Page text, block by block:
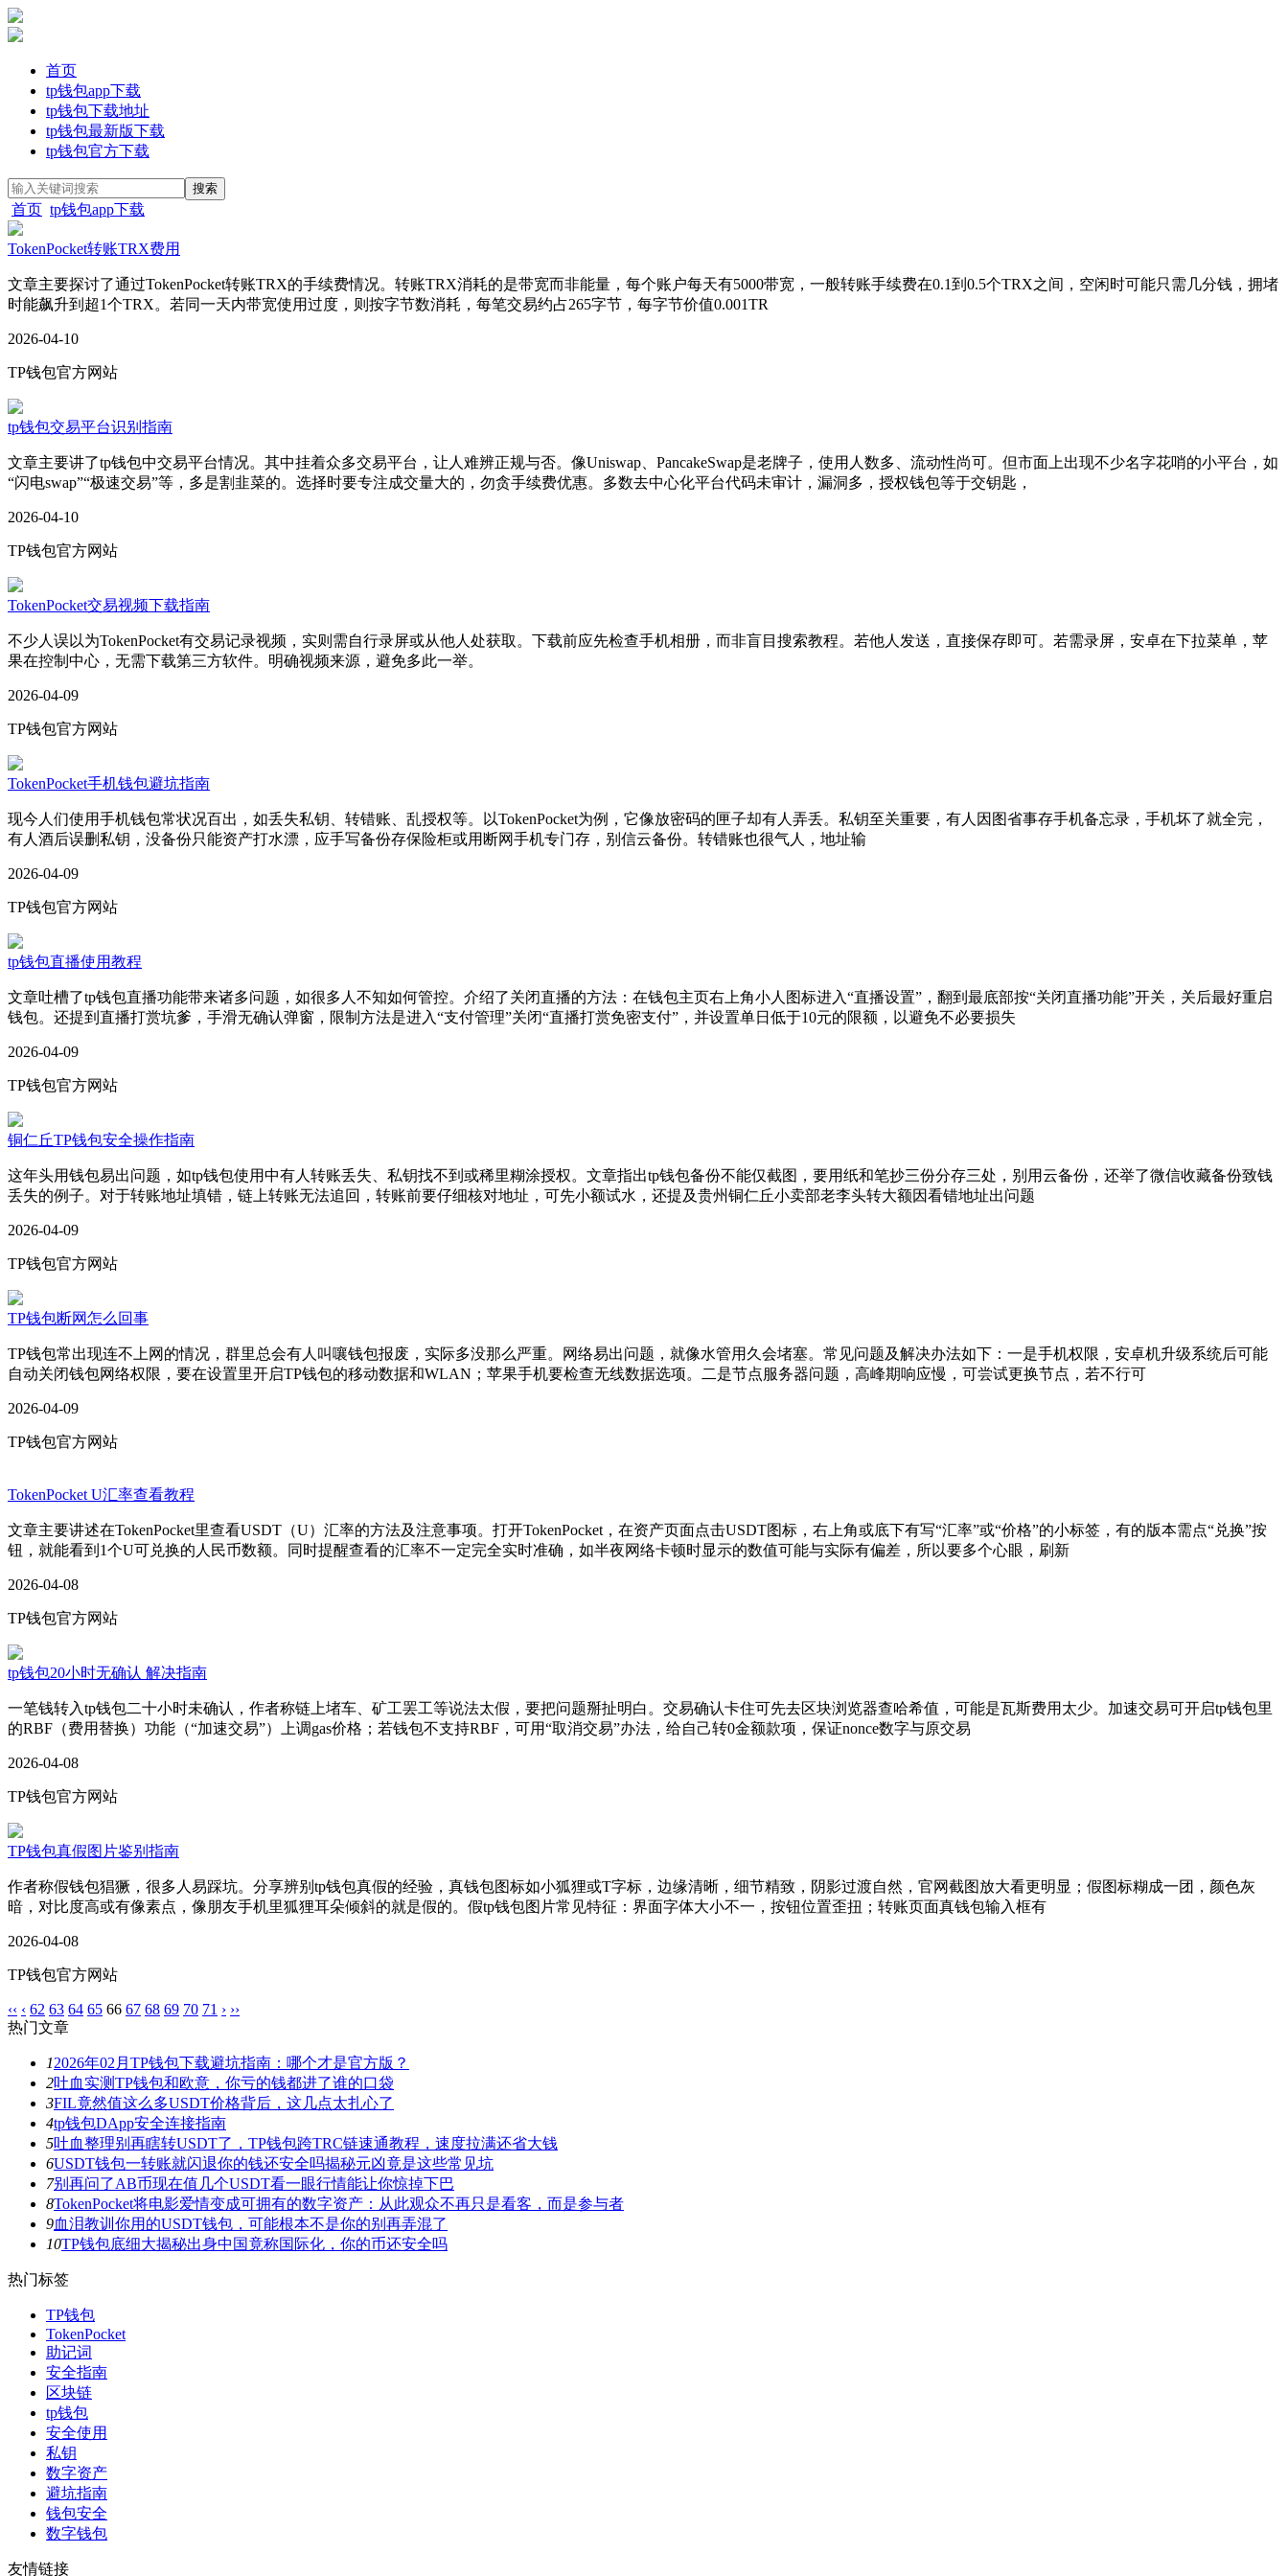
首页
tp钱包app下载
tp钱包下载地址
tp钱包最新版下载
tp钱包官方下载
首页 tp钱包app下载
TokenPocket转账TRX费用
文章主要探讨了通过TokenPocket转账TRX的手续费情况。转账TRX消耗的是带宽而非能量，每个账户每天有5000带宽，一般转账手续费在0.1到0.5个TRX之间，空闲时可能只需几分钱，拥堵
时能飙升到超1个TRX。若同一天内带宽使用过度，则按字节数消耗，每笔交易约占265字节，每字节价值0.001TR
2026-04-10
TP钱包官方网站
tp钱包交易平台识别指南
文章主要讲了tp钱包中交易平台情况。其中挂着众多交易平台，让人难辨正规与否。像Uniswap、PancakeSwap是老牌子，使用人数多、流动性尚可。但市面上出现不少名字花哨的小平台，如
“闪电swap”“极速交易”等，多是割韭菜的。选择时要专注成交量大的，勿贪手续费优惠。多数去中心化平台代码未审计，漏洞多，授权钱包等于交钥匙，
2026-04-10
TP钱包官方网站
TokenPocket交易视频下载指南
不少人误以为TokenPocket有交易记录视频，实则需自行录屏或从他人处获取。下载前应先检查手机相册，而非盲目搜索教程。若他人发送，直接保存即可。若需录屏，安卓在下拉菜单，苹
果在控制中心，无需下载第三方软件。明确视频来源，避免多此一举。
2026-04-09
TP钱包官方网站
TokenPocket手机钱包避坑指南
现今人们使用手机钱包常状况百出，如丢失私钥、转错账、乱授权等。以TokenPocket为例，它像放密码的匣子却有人弄丢。私钥至关重要，有人因图省事存手机备忘录，手机坏了就全完，
有人酒后误删私钥，没备份只能资产打水漂，应手写备份存保险柜或用断网手机专门存，别信云备份。转错账也很气人，地址输
2026-04-09
TP钱包官方网站
tp钱包直播使用教程
文章吐槽了tp钱包直播功能带来诸多问题，如很多人不知如何管控。介绍了关闭直播的方法：在钱包主页右上角小人图标进入“直播设置”，翻到最底部按“关闭直播功能”开关，关后最好重启
钱包。还提到直播打赏坑爹，手滑无确认弹窗，限制方法是进入“支付管理”关闭“直播打赏免密支付”，并设置单日低于10元的限额，以避免不必要损失
2026-04-09
TP钱包官方网站
铜仁丘TP钱包安全操作指南
这年头用钱包易出问题，如tp钱包使用中有人转账丢失、私钥找不到或稀里糊涂授权。文章指出tp钱包备份不能仅截图，要用纸和笔抄三份分存三处，别用云备份，还举了微信收藏备份致钱
丢失的例子。对于转账地址填错，链上转账无法追回，转账前要仔细核对地址，可先小额试水，还提及贵州铜仁丘小卖部老李头转大额因看错地址出问题
2026-04-09
TP钱包官方网站
TP钱包断网怎么回事
TP钱包常出现连不上网的情况，群里总会有人叫嚷钱包报废，实际多没那么严重。网络易出问题，就像水管用久会堵塞。常见问题及解决办法如下：一是手机权限，安卓机升级系统后可能
自动关闭钱包网络权限，要在设置里开启TP钱包的移动数据和WLAN；苹果手机要检查无线数据选项。二是节点服务器问题，高峰期响应慢，可尝试更换节点，若不行可
2026-04-09
TP钱包官方网站
TokenPocket U汇率查看教程
文章主要讲述在TokenPocket里查看USDT（U）汇率的方法及注意事项。打开TokenPocket，在资产页面点击USDT图标，右上角或底下有写“汇率”或“价格”的小标签，有的版本需点“兑换”按
钮，就能看到1个U可兑换的人民币数额。同时提醒查看的汇率不一定完全实时准确，如半夜网络卡顿时显示的数值可能与实际有偏差，所以要多个心眼，刷新
2026-04-08
TP钱包官方网站
tp钱包20小时无确认 解决指南
一笔钱转入tp钱包二十小时未确认，作者称链上堵车、矿工罢工等说法太假，要把问题掰扯明白。交易确认卡住可先去区块浏览器查哈希值，可能是瓦斯费用太少。加速交易可开启tp钱包里
的RBF（费用替换）功能（“加速交易”）上调gas价格；若钱包不支持RBF，可用“取消交易”办法，给自己转0金额款项，保证nonce数字与原交易
2026-04-08
TP钱包官方网站
TP钱包真假图片鉴别指南
作者称假钱包猖獗，很多人易踩坑。分享辨别tp钱包真假的经验，真钱包图标如小狐狸或T字标，边缘清晰，细节精致，阴影过渡自然，官网截图放大看更明显；假图标糊成一团，颜色灰
暗，对比度高或有像素点，像朋友手机里狐狸耳朵倾斜的就是假的。假tp钱包图片常见特征：界面字体大小不一，按钮位置歪扭；转账页面真钱包输入框有
2026-04-08
TP钱包官方网站
‹‹ ‹ 62 63 64 65 66 67 68 69 70 71 › ››
热门文章
12026年02月TP钱包下载避坑指南：哪个才是官方版？
2吐血实测TP钱包和欧意，你亏的钱都进了谁的口袋
3FIL竟然值这么多USDT价格背后，这几点太扎心了
4tp钱包DApp安全连接指南
5吐血整理别再瞎转USDT了，TP钱包跨TRC链速通教程，速度拉满还省大钱
6USDT钱包一转账就闪退你的钱还安全吗揭秘元凶竟是这些常见坑
7别再问了AB币现在值几个USDT看一眼行情能让你惊掉下巴
8TokenPocket将电影爱情变成可拥有的数字资产：从此观众不再只是看客，而是参与者
9血泪教训你用的USDT钱包，可能根本不是你的别再弄混了
10TP钱包底细大揭秘出身中国竟称国际化，你的币还安全吗
热门标签
TP钱包
TokenPocket
助记词
安全指南
区块链
tp钱包
安全使用
私钥
数字资产
避坑指南
钱包安全
数字钱包
友情链接